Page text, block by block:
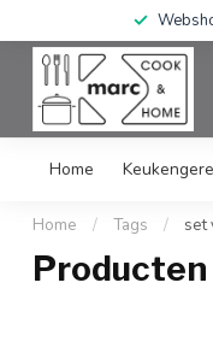
Home
Home / Tags / set